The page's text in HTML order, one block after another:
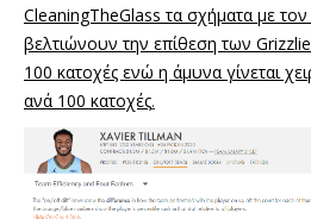
CleaningTheGlass τα σχήματα με
βελτιώνουν την επίθεση των
100 κατοχές ενώ η άμυνα γίνεται
ανά 100 κατοχές.